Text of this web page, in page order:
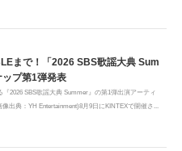
まで！「2026 SBS歌謡大典 Sum
プ第1弾発表
2026 SBS歌謡大典 Summer』の第1弾出演アーティ
出典：YH Entertainment)8月9日にKINTEXで開催さ...